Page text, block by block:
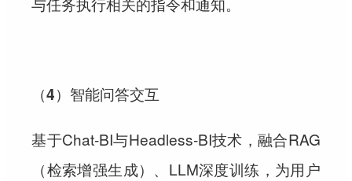
（4）智能问答交互
基于Chat-BI与Headless-BI技术，融合RAG
（检索增强生成）、LLM深度训练，为用户